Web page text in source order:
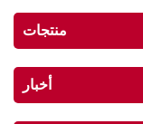
منتجات
أخبار